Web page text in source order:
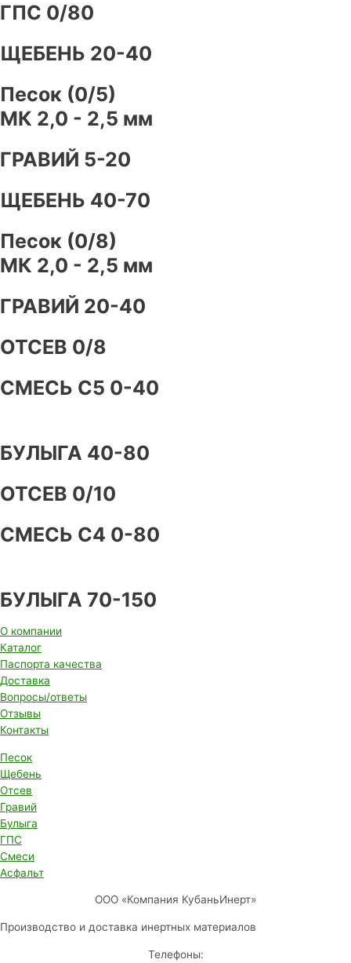
ГПС 0/80
ЩЕБЕНЬ 20-40
Песок (0/5)
МК 2,0 - 2,5 мм
ГРАВИЙ 5-20
ЩЕБЕНЬ 40-70
Песок (0/8)
МК 2,0 - 2,5 мм
ГРАВИЙ 20-40
ОТСЕВ 0/8
СМЕСЬ С5 0-40
БУЛЫГА 40-80
ОТСЕВ 0/10
СМЕСЬ С4 0-80
БУЛЫГА 70-150
О компании
Каталог
Паспорта качества
Доставка
Вопросы/ответы
Отзывы
Контакты
Песок
Щебень
Отсев
Гравий
Булыга
ГПС
Смеси
Асфальт
ООО «Компания КубаньИнерт»
Производство и доставка инертных материалов
Телефоны: